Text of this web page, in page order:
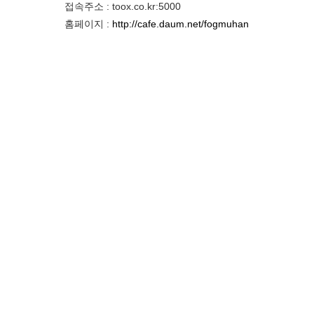
접속주소 : toox.co.kr:5000
홈페이지 : http://cafe.daum.net/fogmuhan